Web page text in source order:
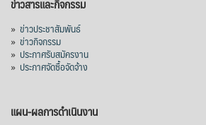
» ข่าวประชาสัมพันธ์
» ข่าวกิจกรรม
» ประกาศรับสมัครงาน
» ประกาศจัดซื้อจัดจ้าง
แผน-ผลการดำเนินงาน